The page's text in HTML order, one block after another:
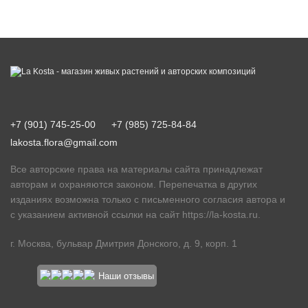
+7 (901) 745-25-00
+7 (985) 725-84-84
lakosta.flora@gmail.com
Все авторские права на материалы сайта принадлежат
авторам и охраняются законом. Перепечатка в других
изданиях возможна только с письменного согласия автора и
с указанием активной ссылки на сайт https://la-kosta.ru
г. Москва, бульвар Дмитрия Донского, д. 9, корп. 1
Наши отзывы